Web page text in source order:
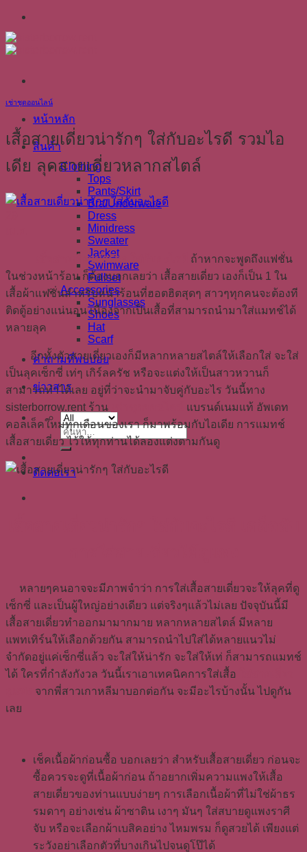
Skip
content
หน้าหลัก
สินค้า
Clothing
Tops
Pants/Skirt
Bra/Underware
Dress
Minidress
Sweater
Jacket
Swimware
Fullset
Accessories
Sunglasses
Shoes
Hat
Scarf
คำถามที่พบบ่อย
ข่าวสาร
ค้นหา:
ติดต่อเรา
เช่าชุดออนไลน์
เสื้อสายเดี่ยวน่ารักๆ ใส่กับอะไรดี รวมไอ
เดีย ลุคสายเดี่ยวหลากสไตล์
เสื้อสายเดี่ยวน่ารักๆ ใส่กับอะไรดี
ถ้าหากจะพูดถึงแฟชั่น
ในช่วงหน้าร้อน ก็ต้องบอกเลยว่า เสื้อสายเดี่ยว เองก็เป็น 1 ใน
เสื้อผ้าแฟชั่นสำหรับหน้าร้อนที่ฮอตฮิตสุดๆ สาวๆทุกคนจะต้องที
ติดตู้อย่างแน่นอน เนื่องจากเป็นเสื้อที่สามารถนำมาใส่แมทช์ได้
หลายลุค
อีกทั้งตัวสายเดี่ยวเองก็มีหลากหลายสไตล์ให้เลือกใส่ จะใส่
เป็นลุคเซ็กซี่ เท่ๆ เกิร์ลครัช หรือจะแต่งให้เป็นสาวหวานก็
สามารถทำได้เลย อยู่ที่ว่าจะนำมาจับคู่กับอะไร วันนี้ทาง
sisterborrow.rent ร้าน
แบรนด์เนมแท้ อัพเดท
คอลเล็คใหม่ทุกเดือนของเรา ก็มาพร้อมกับไอเดีย การแมทช์
เสื้อสายเดี่ยว ไว้ให้ทุกท่านได้ลองแต่งตามกันดู
หลายๆคนอาจจะมีภาพจำว่า การใส่เสื้อสายเดี่ยวจะให้ลุคที่ดู
เซ็กซี่ และเป็นผู้ใหญ่อย่างเดียว แต่จริงๆแล้วไม่เลย ปัจจุบันนี้มี
เสื้อสายเดี่ยวทำออกมามากมาย หลากหลายสไตล์ มีหลาย
แพทเทิร์นให้เลือกด้วยกัน สามารถนำไปใส่ได้หลายแนวไม่
จำกัดอยู่แค่เซ็กซี่แล้ว จะใส่ให้น่ารัก จะใส่ให้เท่ ก็สามารถแมทช์
ได้ ใครที่กำลังกังวล วันนี้เราเอาเทคนิคการใส่เสื้อ
จากพี่สาวเกาหลีมาบอกต่อกัน จะมีอะไรบ้างนั้น ไปดูกัน
เลย
เช็คเนื้อผ้าก่อนซื้อ บอกเลยว่า สำหรับเสื้อสายเดี่ยว ก่อนจะ
ซื้อควรจะดูที่เนื้อผ้าก่อน ถ้าอยากเพิ่มความแพงให้เสื้อ
สายเดี่ยวของท่านแบบง่ายๆ การเลือกเนื้อผ้าที่ไม่ใช่ผ้าธร
รมดาๆ อย่างเช่น ผ้าซาติน เงาๆ มันๆ ใส่สบายดูแพงราศี
จับ หรือจะเลือกผ้าเบสิคอย่าง ไหมพรม ก็ดูสวยได้ เพียงแต่
ระวังอย่าเลือกตัวที่บางเกินไปจนดูโป๊ได้